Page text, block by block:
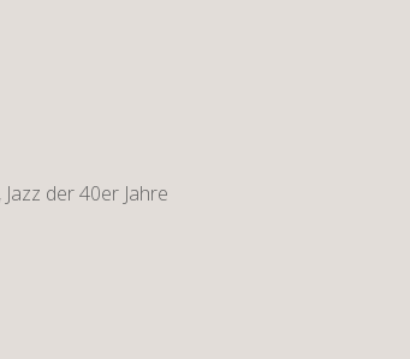
der 40er Jahre